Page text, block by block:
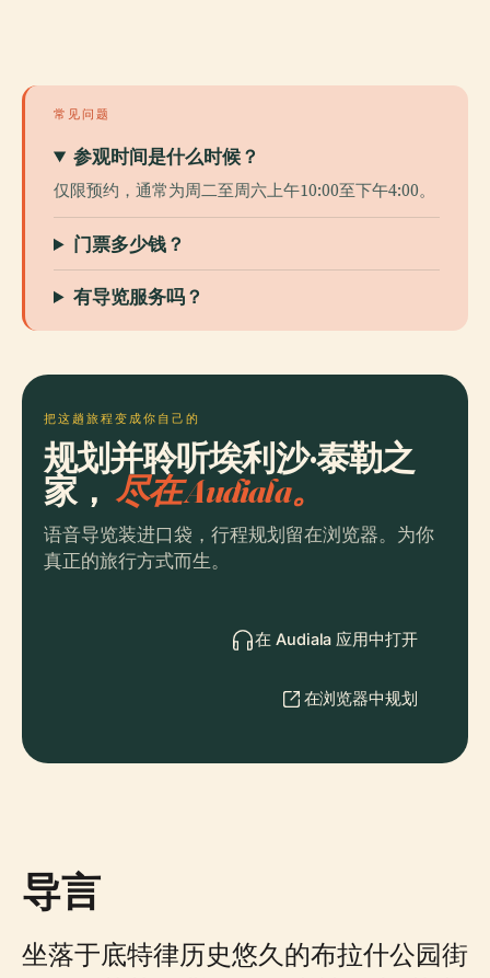
常见问题
参观时间是什么时候？
仅限预约，通常为周二至周六上午10:00至下午4:00。
门票多少钱？
有导览服务吗？
把这趟旅程变成你自己的
规划并聆听埃利沙·泰勒之
家， 尽在 Audiala。
语音导览装进口袋，行程规划留在浏览器。为你
真正的旅行方式而生。
在 Audiala 应用中打开
在浏览器中规划
导言
坐落于底特律历史悠久的布拉什公园街